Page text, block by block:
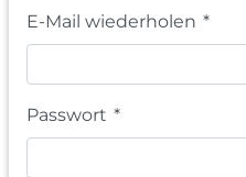
E-Mail wiederholen *
Passwort *